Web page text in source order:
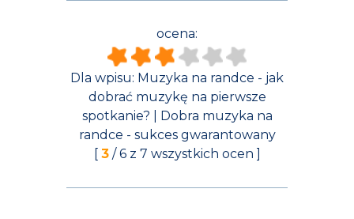
ocena:
Dla wpisu: Muzyka na randce - jak
dobrać muzykę na pierwsze
spotkanie? | Dobra muzyka na
randce - sukces gwarantowany
[ 3/6z 7 wszystkich ocen ]